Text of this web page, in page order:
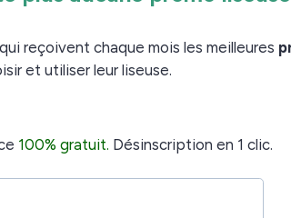
d’utiliser plus facilement ce
très bien puisqu’il n’a pas bougé